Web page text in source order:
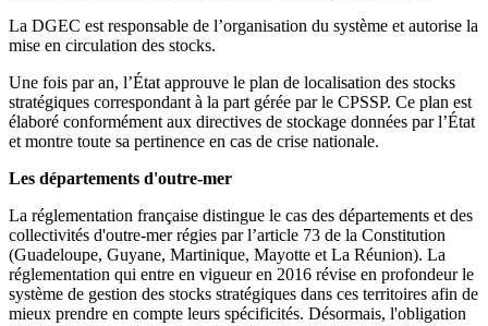
La DGEC est responsable de l’organisation du système et autorise la
mise en circulation des stocks.
Une fois par an, l’État approuve le plan de localisation des stocks
stratégiques correspondant à la part gérée par le CPSSP. Ce plan est
élaboré conformément aux directives de stockage données par l’État
et montre toute sa pertinence en cas de crise nationale.
Les départements d'outre-mer
La réglementation française distingue le cas des départements et des
collectivités d'outre-mer régies par l’article 73 de la Constitution
(Guadeloupe, Guyane, Martinique, Mayotte et La Réunion). La
réglementation qui entre en vigueur en 2016 révise en profondeur le
système de gestion des stocks stratégiques dans ces territoires afin de
mieux prendre en compte leurs spécificités. Désormais, l'obligation